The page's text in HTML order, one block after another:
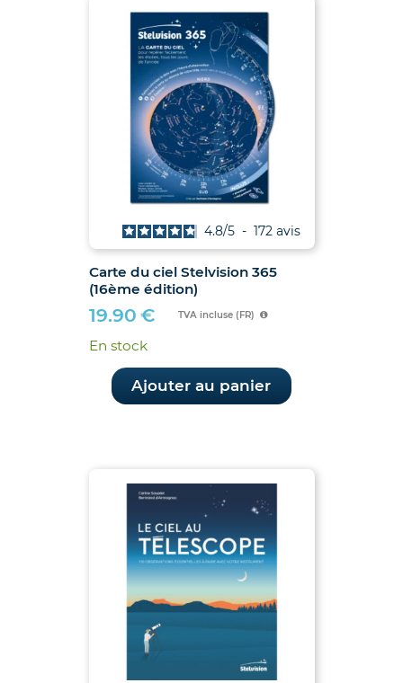
Carte du ciel Stelvision 365
(16ème édition)
4.8/5 - 172 avis
19.90 € TVA incluse (FR)
En stock
Ajouter au panier